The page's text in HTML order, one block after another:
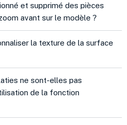
et supprimé des pièces
avant sur le modèle ?
la texture de la surface
ne sont-elles pas
de la fonction